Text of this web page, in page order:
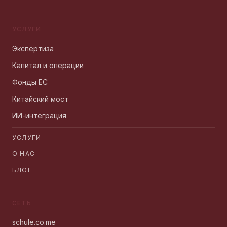
УСЛУГИ
Экспертиза
Капитал и операции
Фонды ЕС
Китайский мост
ИИ-интеграция
УСЛУГИ
О НАС
БЛОГ
СЕТЬ
schule.co.me